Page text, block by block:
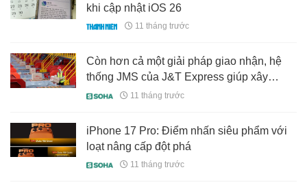
khi cập nhật iOS 26
11 tháng trước
Còn hơn cả một giải pháp giao nhận, hệ
thống JMS của J&T Express giúp xây
dựng môi trường xanh và bền vững như
11 tháng trước
iPhone 17 Pro: Điểm nhấn siêu phẩm với
loạt nâng cấp đột phá
11 tháng trước